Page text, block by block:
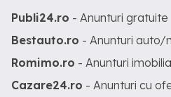
Publi24.ro - Anunturi gratuite
Bestauto.ro - Anunturi auto/
Romimo.ro - Anunturi
Cazare24.ro - Anunturi cu